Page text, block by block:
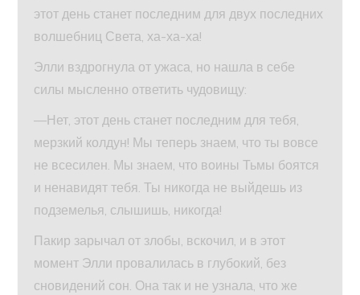
этот день станет последним для двух последних
волшебниц Света, ха-ха-ха!
Элли вздрогнула от ужаса, но нашла в себе
силы мысленно ответить чудовищу:
—Нет, этот день станет последним для тебя,
мерзкий колдун! Мы теперь знаем, что ты вовсе
не всесилен. Мы знаем, что воины Тьмы боятся
и ненавидят тебя. Ты никогда не выйдешь из
подземелья, слышишь, никогда!
Пакир зарычал от злобы, вскочил, и в этот
момент Элли провалилась в глубокий, без
сновидений сон. Она так и не узнала, что же